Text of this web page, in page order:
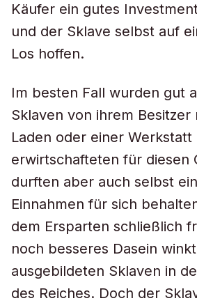
Käufer ein gutes
und der Sklave selbst auf
Los hoffen.
Im besten Fall wurden gut
Sklaven von ihrem Besitzer
Laden oder einer Werkstatt
erwirtschafteten für diesen
durften aber auch selbst
Einnahmen für sich
dem Ersparten schließlich
noch besseres Dasein
ausgebildeten Sklaven in
des Reiches. Doch der